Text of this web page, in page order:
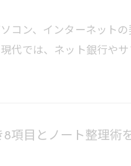
コン、インターネット
代では、ネット銀行や
項目とノート整理術